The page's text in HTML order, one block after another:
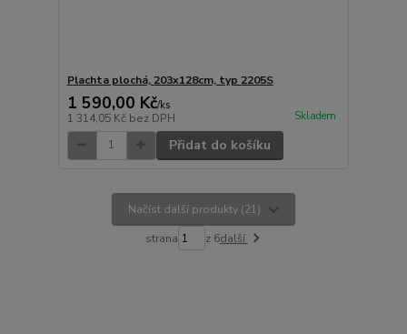
Plachta plochá, 203x128cm, typ 2205S
1 590,00 Kč/ks
1 314,05 Kč bez DPH Skladem
Přidat do košíku
Načíst další produkty (21)
strana z 6další